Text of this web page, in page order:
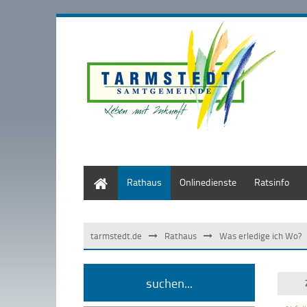
Rathaus Onlinedienste Ratsinfo
tarmstedt.de Rathaus Was erledige ich Wo?
suchen...